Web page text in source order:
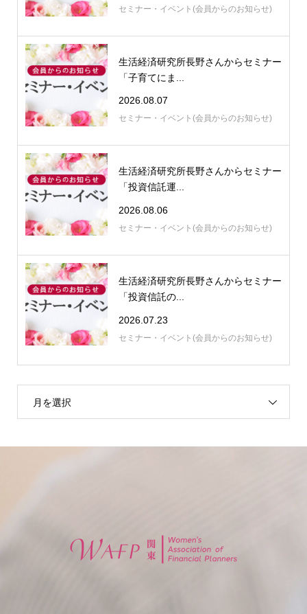
セミナー・イベント(会員からのお知らせ)
生活経済研究所長野さんからセミナー
「子育てにま...
2026.08.07
セミナー・イベント(会員からのお知らせ)
生活経済研究所長野さんからセミナー
「投資信託運...
2026.08.06
セミナー・イベント(会員からのお知らせ)
生活経済研究所長野さんからセミナー
「投資信託の...
2026.07.23
セミナー・イベント(会員からのお知らせ)
月を選択